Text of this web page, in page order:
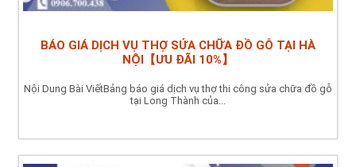
BÁO GIÁ DỊCH VỤ THỢ SỬA CHỮA ĐỒ GỖ TẠI HÀ
NỘI【ƯU ĐÃI 10%】
Nội Dung Bài ViếtBảng báo giá dịch vụ thợ thi công sửa chữa đồ gỗ
tại Long Thành của...